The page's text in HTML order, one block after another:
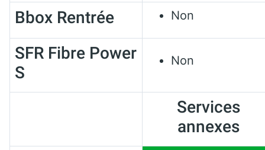
Bbox Rentrée Non
SFR Fibre Power
S
Non
Services
annexes